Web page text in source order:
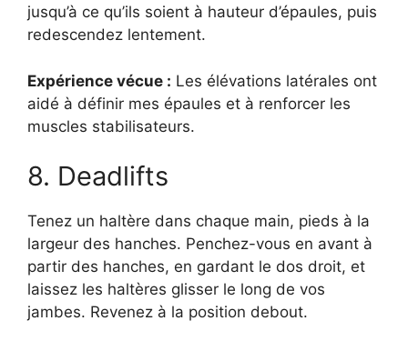
jusqu’à ce qu’ils soient à hauteur d’épaules, puis
redescendez lentement.
Expérience vécue : Les élévations latérales ont
aidé à définir mes épaules et à renforcer les
muscles stabilisateurs.
8. Deadlifts
Tenez un haltère dans chaque main, pieds à la
largeur des hanches. Penchez-vous en avant à
partir des hanches, en gardant le dos droit, et
laissez les haltères glisser le long de vos
jambes. Revenez à la position debout.